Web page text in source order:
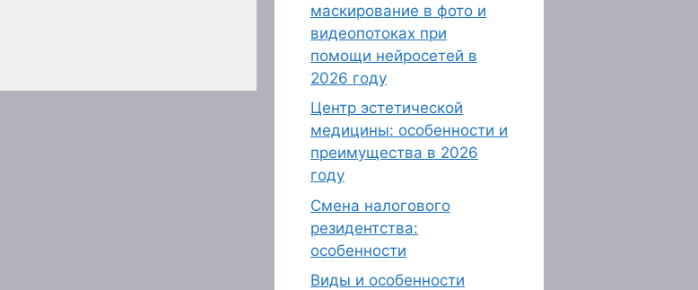
маскирование в фото и
видеопотоках при
помощи нейросетей в
2026 году
Центр эстетической
медицины: особенности и
преимущества в 2026
году
Смена налогового
резидентства:
особенности
Виды и особенности